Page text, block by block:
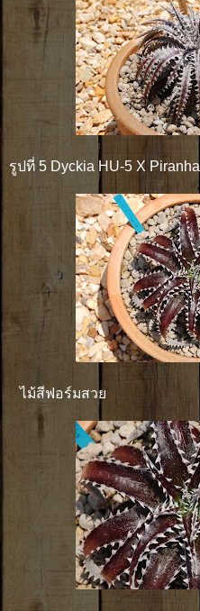
รูปที่ 5 Dyckia HU-5 X Piranha
ไม้สีฟอร์มสวย